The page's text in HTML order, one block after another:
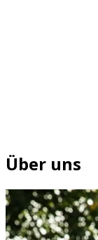
Über uns